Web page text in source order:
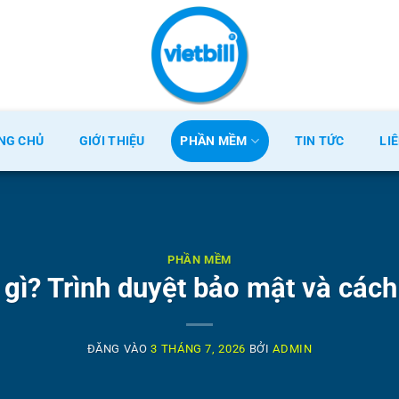
CHỦ GIỚI THIỆU PHẦN MỀM TIN TỨC
PHẦN MỀM
Trình duyệt bảo mật và
ĐĂNG VÀO3 THÁNG 7, 2026 BỞIADMIN